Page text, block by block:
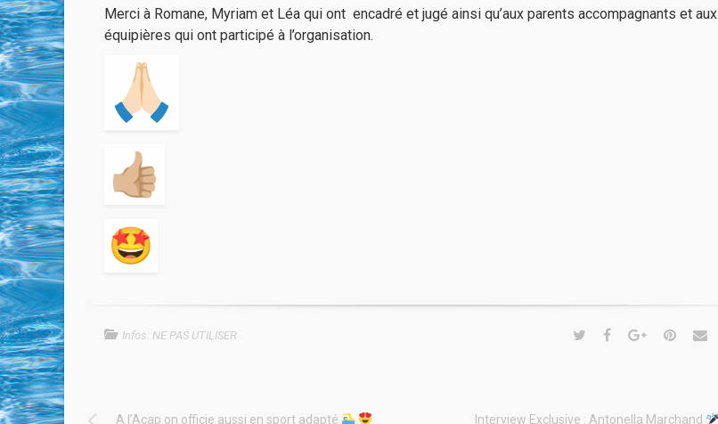
Merci à Romane, Myriam et Léa qui ont encadré et jugé ainsi qu’aux parents accompagnants et aux
équipières qui ont participé à l’organisation.
Infos: NE PAS UTILISER
A l’Acap on officie aussi en sport adapté Interview Exclusive : Antonella Marchand